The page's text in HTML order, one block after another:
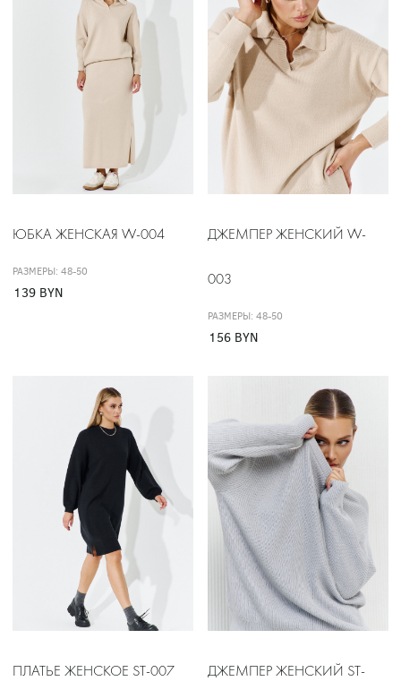
ЮБКА ЖЕНСКАЯ W-004
РАЗМЕРЫ: 48-50
139 BYN
ДЖЕМПЕР ЖЕНСКИЙ W-
003
РАЗМЕРЫ: 48-50
156 BYN
ПЛАТЬЕ ЖЕНСКОЕ ST-007 ДЖЕМПЕР ЖЕНСКИЙ ST-